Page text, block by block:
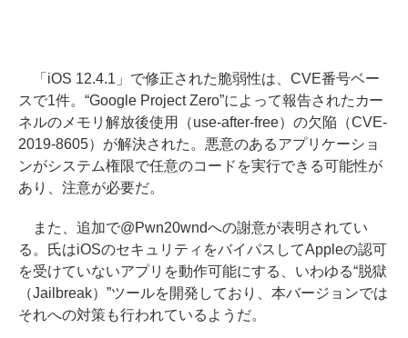
「iOS 12.4.1」で修正された脆弱性は、CVE番号ベー
スで1件。“Google Project Zero”によって報告されたカー
ネルのメモリ解放後使用（use-after-free）の欠陥（CVE-
2019-8605）が解決された。悪意のあるアプリケーショ
ンがシステム権限で任意のコードを実行できる可能性が
あり、注意が必要だ。
また、追加で@Pwn20wndへの謝意が表明されてい
る。氏はiOSのセキュリティをバイパスしてAppleの認可
を受けていないアプリを動作可能にする、いわゆる“脱獄
（Jailbreak）”ツールを開発しており、本バージョンでは
それへの対策も行われているようだ。